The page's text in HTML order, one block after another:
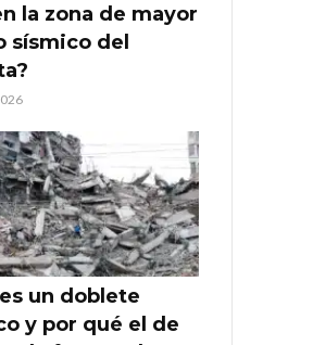
la zona de mayor
sísmico del
un doblete
y por qué el de